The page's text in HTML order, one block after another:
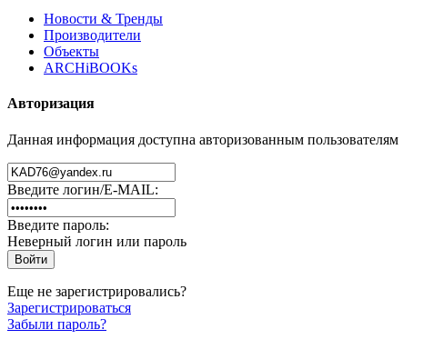
Новости & Тренды
Производители
Объекты
ARCHiBOOKs
Авторизация
Данная информация доступна авторизованным пользователям
Введите логин/E-MAIL:
Введите пароль:
Неверный логин или пароль
Еще не зарегистрировались?
Зарегистрироваться
Забыли пароль?